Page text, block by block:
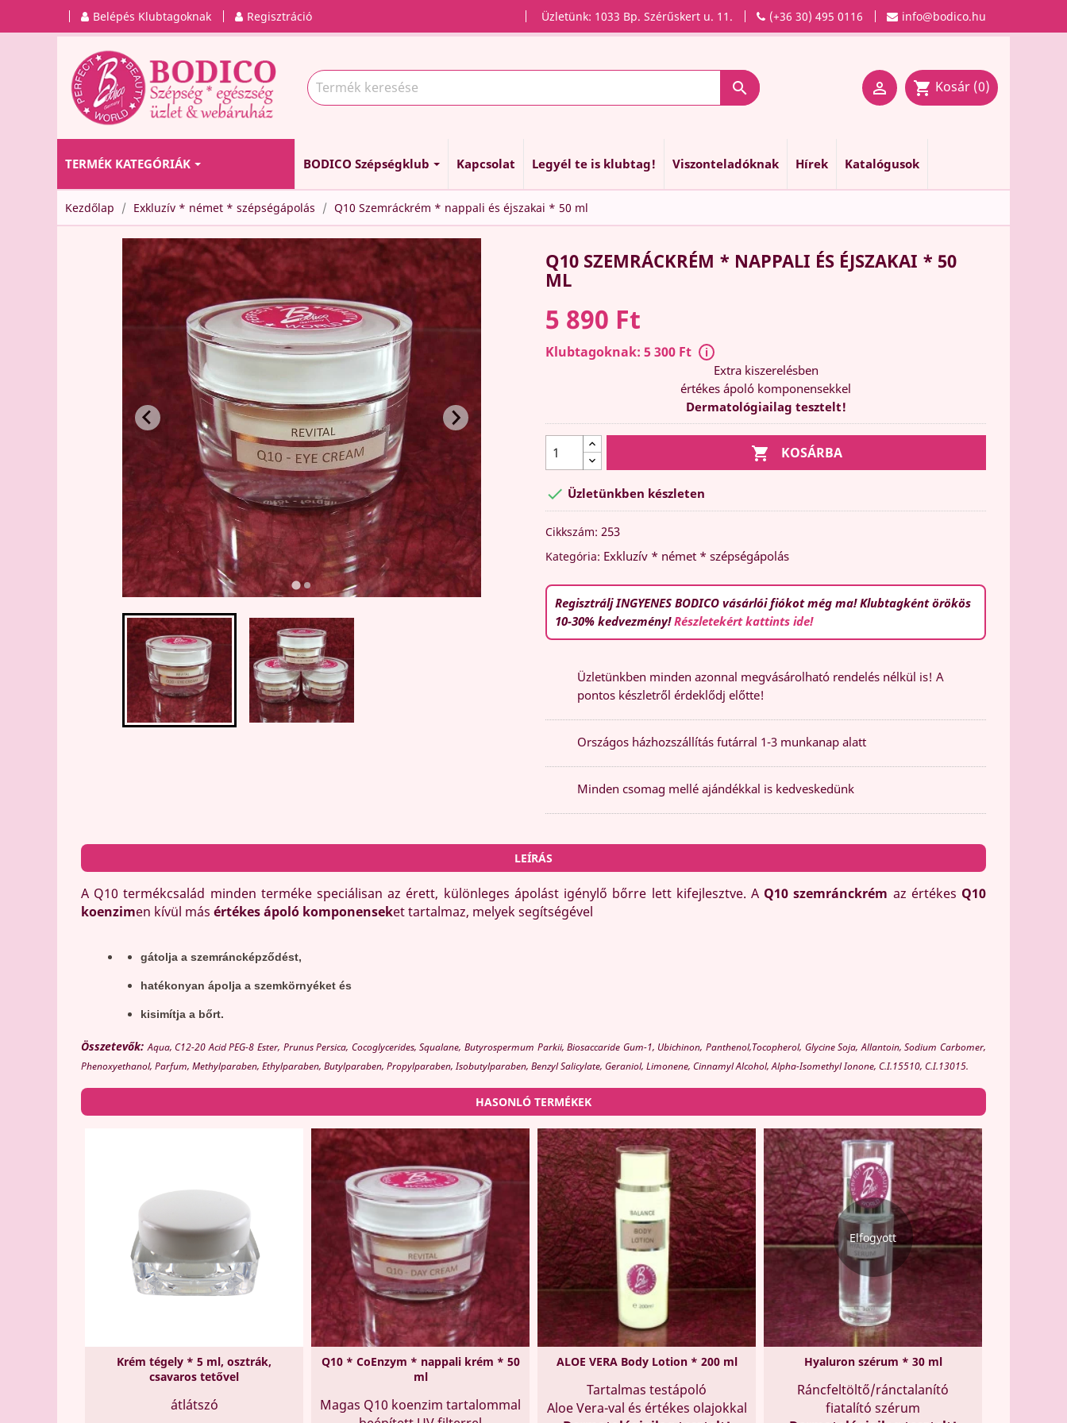
Belépés Klubtagoknak Regisztráció info@bodico.hu
(+36 30) 495 0116
Üzletünk: 1033 Bp. Szérűskert u. 11.
  shopping_cart Kosár (0)
TERMÉK KATEGÓRIÁK BODICO Szépségklub Kapcsolat Legyél te is klubtag! Viszonteladóknak Hírek Katalógusok
Kezdőlap Exkluzív * német * szépségápolás Q10 Szemráckrém * nappali és éjszakai * 50 ml
Q10 SZEMRÁCKRÉM * NAPPALI ÉS ÉJSZAKAI * 50
ML
5 890 Ft
Klubtagoknak: 5 300 Ft
Extra kiszerelésben
értékes ápoló komponensekkel
Dermatológiailag tesztelt!
 KOSÁRBA
 Üzletünkben készleten
Cikkszám: 253
Kategória: Exkluzív * német * szépségápolás
Regisztrálj INGYENES BODICO vásárlói fiókot még ma! Klubtagként örökös
10-30% kedvezmény!Részletekért kattints ide!
Üzletünkben minden azonnal megvásárolható rendelés nélkül is! A
pontos készletről érdeklődj előtte!
Országos házhozszállítás futárral 1-3 munkanap alatt
Minden csomag mellé ajándékkal is kedveskedünk
LEÍRÁS
A Q10 termékcsalád minden terméke speciálisan az érett, különleges ápolást igénylő bőrre lett kifejlesztve. A Q10 szemránckrém az értékes Q10
koenzimen kívül más értékes ápoló komponenseket tartalmaz, melyek segítségével
gátolja a szemráncképződést,
hatékonyan ápolja a szemkörnyéket és
kisimítja a bőrt.
Összetevők:Aqua, C12-20 Acid PEG-8 Ester, Prunus Persica, Cocoglycerides, Squalane, Butyrospermum Parkii, Biosaccaride Gum-1, Ubichinon, Panthenol,Tocopherol, Glycine Soja, Allantoin, Sodium Carbomer,
Phenoxyethanol, Parfum, Methylparaben, Ethylparaben, Butylparaben, Propylparaben, Isobutylparaben, Benzyl Salicylate, Geraniol, Limonene, Cinnamyl Alcohol, Alpha-Isomethyl Ionone, C.I.15510, C.I.13015.
HASONLÓ TERMÉKEK
Krém tégely * 5 ml, osztrák,
csavaros tetővel
átlátszó
Q10 * CoEnzym * nappali krém * 50
ml
Magas Q10 koenzim tartalommal
ALOE VERA Body Lotion * 200 ml
Tartalmas testápoló
Aloe Vera-val és értékes olajokkal
Elfogyott
Hyaluron szérum * 30 ml
Ráncfeltöltő/ránctalanító
fiatalító szérum